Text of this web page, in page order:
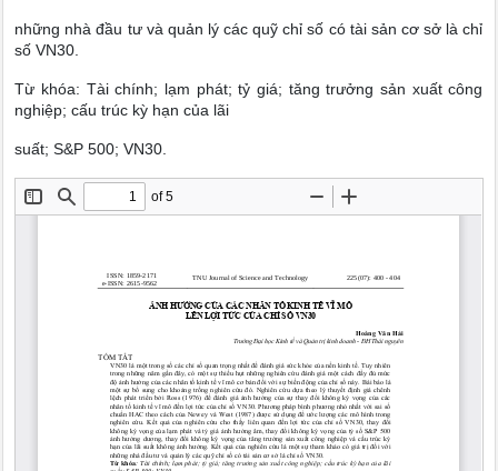
những nhà đầu tư và quản lý các quỹ chỉ số có tài sản cơ sở là chỉ
số VN30.
Từ khóa: Tài chính; lạm phát; tỷ giá; tăng trưởng sản xuất công
nghiệp; cấu trúc kỳ hạn của lãi
suất; S&P 500; VN30.